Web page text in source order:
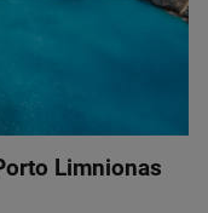
Limnionas